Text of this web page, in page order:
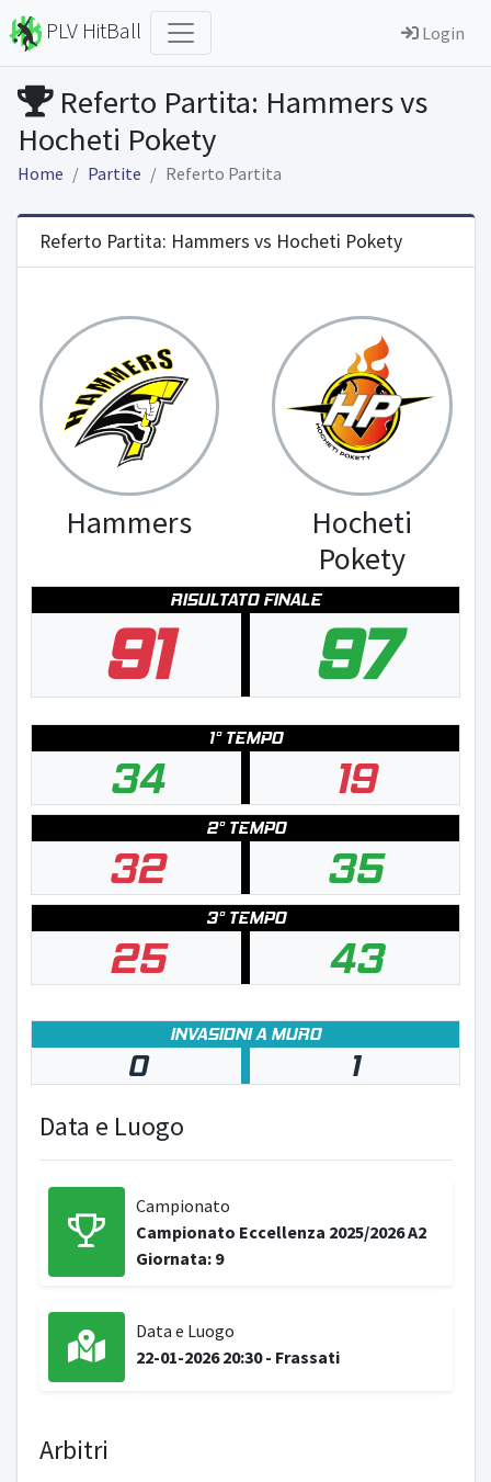
PLV HitBall Login
Referto Partita: Hammers vs
Hocheti Pokety
Home Partite Referto Partita
Referto Partita: Hammers vs Hocheti Pokety
Hammers
Hocheti
Pokety
RISULTATO FINALE
91 97
1° TEMPO
34 19
2° TEMPO
32 35
3° TEMPO
25 43
INVASIONI A MURO
0 1
Data e Luogo
Campionato
Campionato Eccellenza 2025/2026 A2
Giornata: 9
Data e Luogo
22-01-2026 20:30 - Frassati
Arbitri